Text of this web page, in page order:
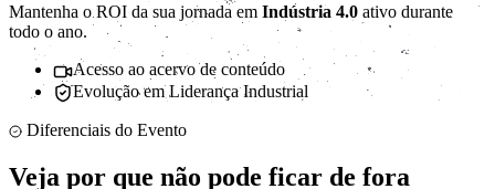
Mantenha o ROI da sua jornada em Indústria 4.0 ativo durante
todo o ano.
Acesso ao acervo de conteúdo
Evolução em Liderança Industrial
Diferenciais do Evento
Veja por que não pode ficar de fora